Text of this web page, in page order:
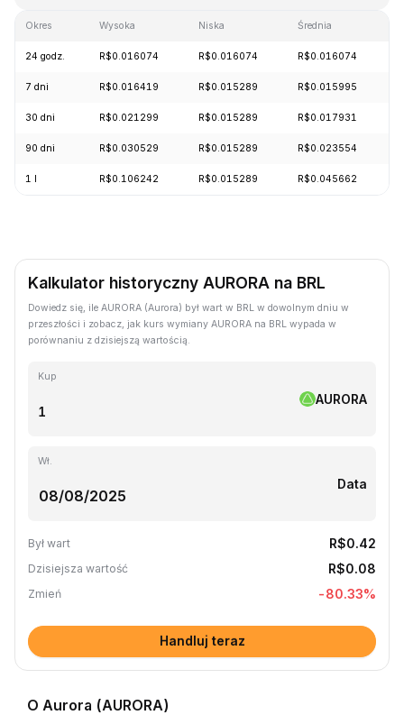
Okres Wysoka Niska Średnia
24 godz. R$0.016074 R$0.016074 R$0.016074
7 dni R$0.016419 R$0.015289 R$0.015995
30 dni R$0.021299 R$0.015289 R$0.017931
90 dni R$0.030529 R$0.015289 R$0.023554
1 l R$0.106242 R$0.015289 R$0.045662
Kalkulator historyczny AURORA na BRL
Dowiedz się, ile AURORA (Aurora) był wart w BRL w dowolnym dniu w
przeszłości i zobacz, jak kurs wymiany AURORA na BRL wypada w
porównaniu z dzisiejszą wartością.
Kup
AURORA
Wł.
Data
Był wart R$0.42
Dzisiejsza wartość R$0.08
Zmień -80.33%
Handluj teraz
O Aurora (AURORA)